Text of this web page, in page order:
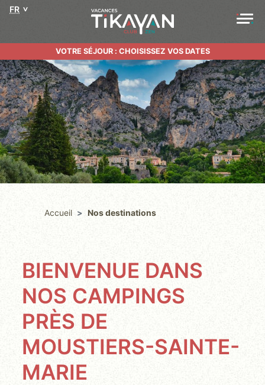
FR
VOTRE SÉJOUR : CHOISISSEZ VOS DATES
Accueil Nos destinations
BIENVENUE DANS
NOS CAMPINGS
PRÈS DE
MOUSTIERS-SAINTE-
MARIE